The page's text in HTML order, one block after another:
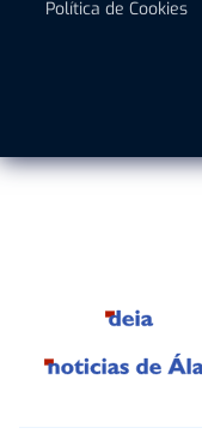
Política de Cookies